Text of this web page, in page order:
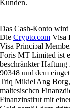
Kunden.
Das Cash-Konto
Die Crypto.com Visa
Visa Principal
Foris MT Limited ist
beschränkter Haftung
90348 und dem
Triq Mikiel Ang Borg,
maltesischen
Finanzinstitut mit